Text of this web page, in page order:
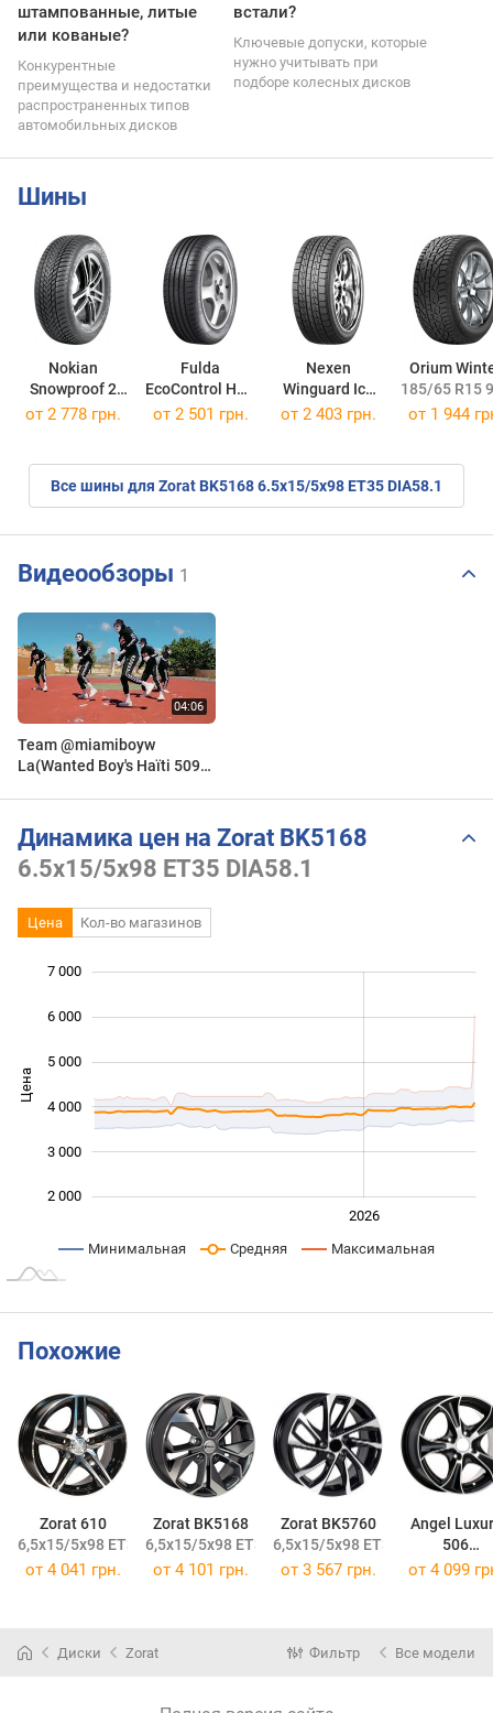
штампованные, литые
или кованые?
Конкурентные
преимущества и недостатки
распространенных типов
автомобильных дисков
встали?
Ключевые допуски, которые
нужно учитывать при
подборе колесных дисков
Шины
Nokian
Snowproof 2
195/65 R15 91T
Fulda
EcoControl HP2
195/65 R15 91H
Nexen
Winguard Ice
195/65 R15 91Q
Orium
185/65 R15
от 2 778 грн. от 2 501 грн. от 2 403 грн. от 1 944
Все шины для Zorat BK5168 6.5x15/5x98 ET35 DIA58.1
Видеообзоры 1
Team @miamiboyw
La(Wanted Boy's Haïti 509)
Динамика цен на Zorat BK5168
6.5x15/5x98 ET35 DIA58.1
Цена Кол-во магазинов
Цена
2 000
3 000
4 000
5 000
6 000
7 000
2026
Минимальная Средняя Максимальная
Похожие
Zorat 610
6,5x15/5x98 ET30 DIA58
Zorat BK5168
6,5x15/5x98 ET38 DIA58,1
Zorat BK5760
6,5x15/5x98 ET35 DIA58,1
Angel
506
6,5x15/5x98
от 4 041 грн. от 4 101 грн. от 3 567 грн. от 4 099
Диски Zorat Фильтр Все модели